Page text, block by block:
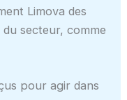
Limova des
secteur, comme
pour agir dans